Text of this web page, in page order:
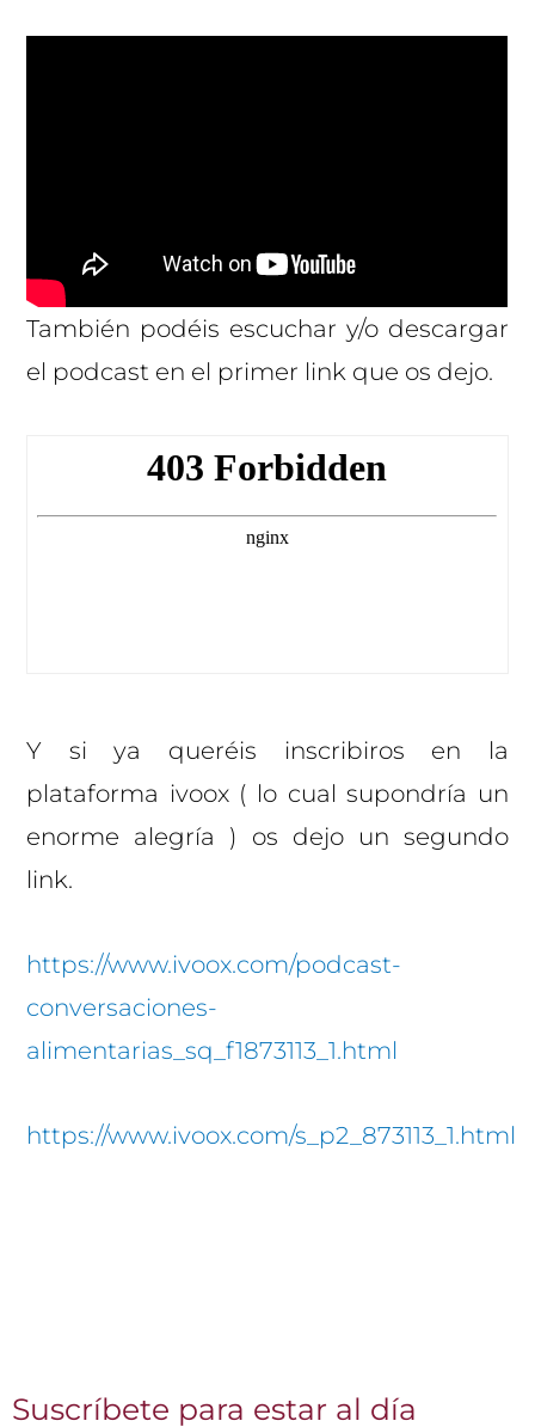
También podéis escuchar y/o descargar
el podcast en el primer link que os dejo.
Y si ya queréis inscribiros en la
plataforma ivoox ( lo cual supondría un
enorme alegría ) os dejo un segundo
link.
https://www.ivoox.com/podcast-
conversaciones-
alimentarias_sq_f1873113_1.html
https://www.ivoox.com/s_p2_873113_1.html
Suscríbete para estar al día